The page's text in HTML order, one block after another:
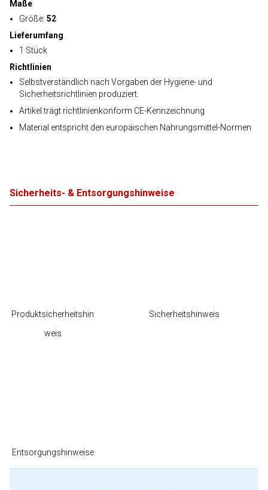
Maße
Größe: 52
Lieferumfang
1 Stück
Richtlinien
Selbstverständlich nach Vorgaben der Hygiene- und
Sicherheitsrichtlinien produziert.
Artikel trägt richtlinienkonform CE-Kennzeichnung
Material entspricht den europäischen Nahrungsmittel-Normen
Sicherheits- & Entsorgungshinweise
Produktsicherheitshin
weis
Sicherheitshinweis
Entsorgungshinweise